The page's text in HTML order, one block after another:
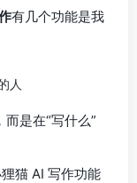
有几个功能是我
人
是在“写什么”
猫 AI 写作功能